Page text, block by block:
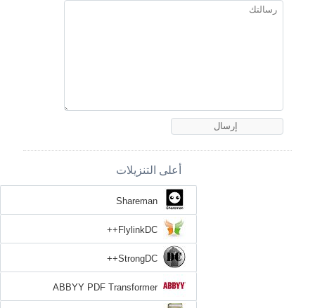
أعلى التنزيلات
Shareman
FlylinkDC++
StrongDC++
ABBYY PDF Transformer